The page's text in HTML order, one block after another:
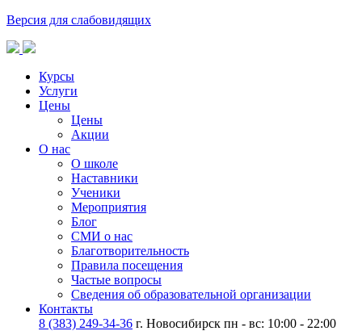
Версия для слабовидящих
Курсы
Услуги
Цены
Цены
Акции
О нас
О школе
Наставники
Ученики
Мероприятия
Блог
СМИ о нас
Благотворительность
Правила посещения
Частые вопросы
Сведения об образовательной организации
Контакты
8 (383) 249-34-36 г. Новосибирск пн - вс: 10:00 - 22:00